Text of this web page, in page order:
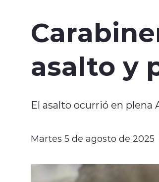
asalto y
El asalto ocurrió en plena
Martes 5 de agosto de 2025